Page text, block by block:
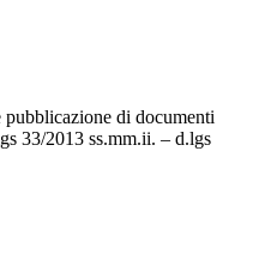
pubblicazione di documenti
33/2013 ss.mm.ii. – d.lgs